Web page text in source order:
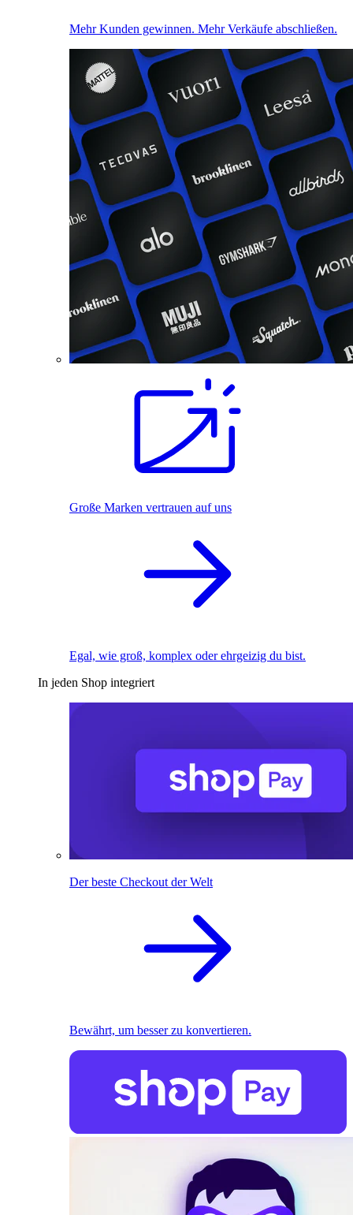
Mehr Kunden gewinnen. Mehr Verkäufe abschließen.
Große Marken vertrauen auf uns
Egal, wie groß, komplex oder ehrgeizig du bist.
In jeden Shop integriert
Der beste Checkout der Welt
Bewährt, um besser zu konvertieren.